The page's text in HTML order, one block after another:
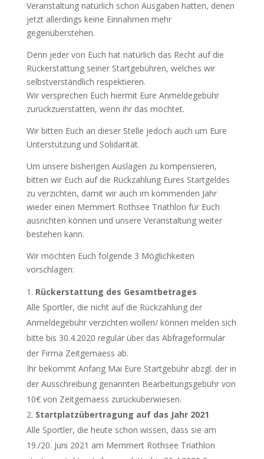
Veranstaltung natürlich schon Ausgaben hatten, denen
jetzt allerdings keine Einnahmen mehr
gegenüberstehen.
Denn jeder von Euch hat natürlich das Recht auf die
Rückerstattung seiner Startgebühren, welches wir
selbstverständlich respektieren.
Wir versprechen Euch hiermit Eure Anmeldegebühr
zurückzuerstatten, wenn ihr das möchtet.
Wir bitten Euch an dieser Stelle jedoch auch um Eure
Unterstützung und Solidarität.
Um unsere bisherigen Auslagen zu kompensieren,
bitten wir Euch auf die Rückzahlung Eures Startgeldes
zu verzichten, damit wir auch im kommenden Jahr
wieder einen Memmert Rothsee Triathlon für Euch
ausrichten können und unsere Veranstaltung weiter
bestehen kann.
Wir möchten Euch folgende 3 Möglichkeiten
vorschlagen:
Rückerstattung des Gesamtbetrages
Alle Sportler, die nicht auf die Rückzahlung der
Anmeldegebühr verzichten wollen/ können melden sich
bitte bis 30.4.2020 regulär über das Abfrageformular
der Firma Zeitgemaess ab.
Ihr bekommt Anfang Mai Eure Startgebühr abzgl. der in
der Ausschreibung genannten Bearbeitungsgebühr von
10€ von Zeitgemaess zurücküberwiesen.
Startplatzübertragung auf das Jahr 2021
Alle Sportler, die heute schon wissen, dass sie am
19./20. Juni 2021 am Memmert Rothsee Triathlon